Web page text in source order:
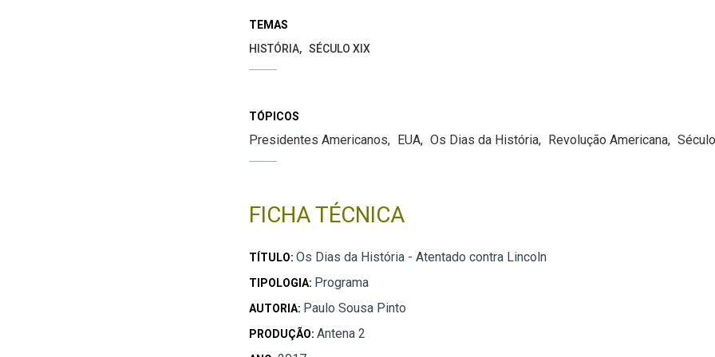
TEMAS
HISTÓRIA
SÉCULO XIX
TÓPICOS
Presidentes Americanos EUA Os Dias da História Revolução Americana
FICHA TÉCNICA
TÍTULO: Os Dias da História - Atentado contra Lincoln
TIPOLOGIA: Programa
AUTORIA: Paulo Sousa Pinto
PRODUÇÃO: Antena 2